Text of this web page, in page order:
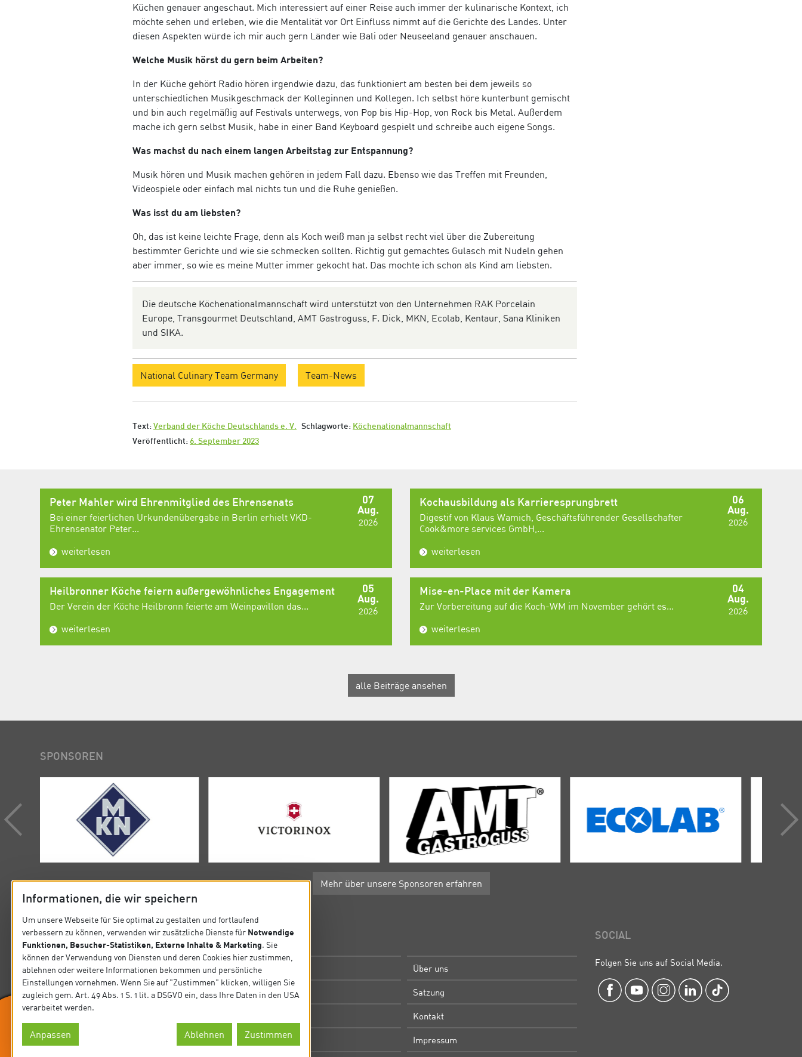
Küchen genauer angeschaut. Mich interessiert auf einer Reise auch immer der kulinarische Kontext, ich
möchte sehen und erleben, wie die Mentalität vor Ort Einfluss nimmt auf die Gerichte des Landes. Unter
diesen Aspekten würde ich mir auch gern Länder wie Bali oder Neuseeland genauer anschauen.
Welche Musik hörst du gern beim Arbeiten?
In der Küche gehört Radio hören irgendwie dazu, das funktioniert am besten bei dem jeweils so
unterschiedlichen Musikgeschmack der Kolleginnen und Kollegen. Ich selbst höre kunterbunt gemischt
und bin auch regelmäßig auf Festivals unterwegs, von Pop bis Hip-Hop, von Rock bis Metal. Außerdem
mache ich gern selbst Musik, habe in einer Band Keyboard gespielt und schreibe auch eigene Songs.
Was machst du nach einem langen Arbeitstag zur Entspannung?
Musik hören und Musik machen gehören in jedem Fall dazu. Ebenso wie das Treffen mit Freunden,
Videospiele oder einfach mal nichts tun und die Ruhe genießen.
Was isst du am liebsten?
Oh, das ist keine leichte Frage, denn als Koch weiß man ja selbst recht viel über die Zubereitung
bestimmter Gerichte und wie sie schmecken sollten. Richtig gut gemachtes Gulasch mit Nudeln gehen
aber immer, so wie es meine Mutter immer gekocht hat. Das mochte ich schon als Kind am liebsten.
Die deutsche Köchenationalmannschaft wird unterstützt von den Unternehmen RAK Porcelain
Europe, Transgourmet Deutschland, AMT Gastroguss, F. Dick, MKN, Ecolab, Kentaur, Sana Kliniken
und SIKA.
National Culinary Team Germany Team-News
Text: Verband der Köche Deutschlands e. V. Schlagworte: Köchenationalmannschaft
Veröffentlicht: 6. September 2023
07
Aug.
2026
Peter Mahler wird Ehrenmitglied des Ehrensenats
Bei einer feierlichen Urkundenübergabe in Berlin erhielt VKD-
Ehrensenator Peter...
weiterlesen
06
Aug.
2026
Kochausbildung als Karrieresprungbrett
Digestif von Klaus Wamich, Geschäftsführender Gesellschafter
Cook&more services GmbH,...
weiterlesen
05
Aug.
2026
Heilbronner Köche feiern außergewöhnliches Engagement
Der Verein der Köche Heilbronn feierte am Weinpavillon das...
weiterlesen
04
Aug.
2026
Mise-en-Place mit der Kamera
Zur Vorbereitung auf die Koch-WM im November gehört es...
weiterlesen
alle Beiträge ansehen
SPONSOREN
Mehr über unsere Sponsoren erfahren
KONTAKT
Verband der Köche Deutschlands e.V.
Steinlestraße 32 60596 Frankfurt
Tel. +49 69 63 0006-0
Fax +49 69 63 0006-10
E-Mail: koeche@vkd.com
© Verband der Köche Deutschlands e.V.
SITEMAP
Startseite Über uns
Präsidium Satzung
Kontakt
Datenschutz Impressum
SOCIAL
Folgen Sie uns auf Social Media.
Wir sind Ausrichter
Informationen, die wir speichern
Um unsere Webseite für Sie optimal zu gestalten und fortlaufend
verbessern zu können, verwenden wir zusätzliche Dienste für Notwendige
Funktionen, Besucher-Statistiken, Externe Inhalte & Marketing. Sie
können der Verwendung von Diensten und deren Cookies hier zustimmen,
ablehnen oder weitere Informationen bekommen und persönliche
Einstellungen vornehmen. Wenn Sie auf "Zustimmen" klicken, willigen Sie
zugleich gem. Art. 49 Abs. 1 S. 1 lit. a DSGVO ein, dass Ihre Daten in den USA
verarbeitet werden.
Anpassen Ablehnen Zustimmen